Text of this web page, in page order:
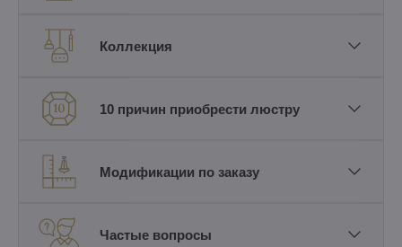
Коллекция
10 причин приобрести люстру
Модификации по заказу
Частые вопросы